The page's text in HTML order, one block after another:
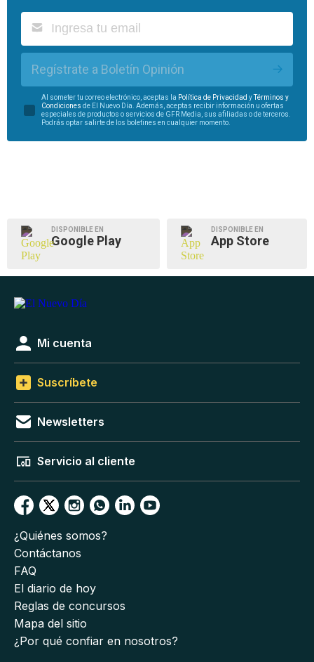
Regístrate a Boletín Opinión
Al someter tu correo electrónico, aceptas la Política de Privacidad yTérminos y
Condiciones de El Nuevo Día. Además, aceptas recibir información u ofertas
especiales de productos o servicios de GFR Media, sus afiliadas o de terceros.
Podrás optar salirte de los boletines en cualquier momento.
DISPONIBLE EN
Google Play
DISPONIBLE EN
App Store
Mi cuenta
Suscríbete
Newsletters
Servicio al cliente
¿Quiénes somos?
Contáctanos
FAQ
El diario de hoy
Reglas de concursos
Mapa del sitio
¿Por qué confiar en nosotros?